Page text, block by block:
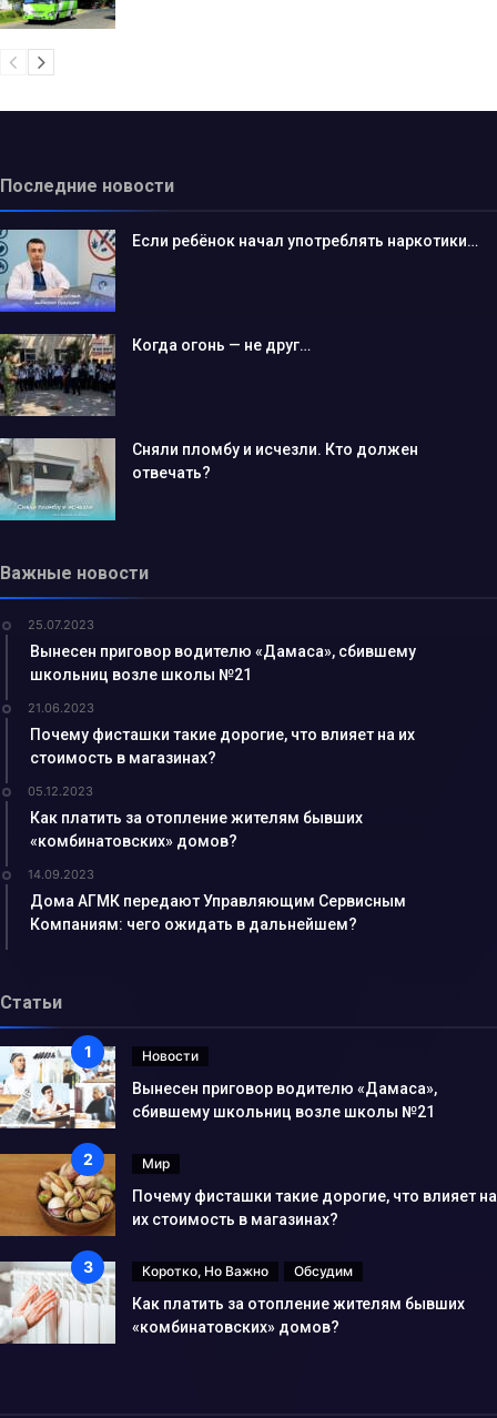
Последние новости
Если ребёнок начал употреблять наркотики…
Когда огонь — не друг…
Сняли пломбу и исчезли. Кто должен
отвечать?
Важные новости
25.07.2023
Вынесен приговор водителю «Дамаса», сбившему
школьниц возле школы №21
21.06.2023
Почему фисташки такие дорогие, что влияет на их
стоимость в магазинах?
05.12.2023
Как платить за отопление жителям бывших
«комбинатовских» домов?
14.09.2023
Дома АГМК передают Управляющим Сервисным
Компаниям: чего ожидать в дальнейшем?
Статьи
Новости
Вынесен приговор водителю «Дамаса»,
сбившему школьниц возле школы №21
Мир
Почему фисташки такие дорогие, что влияет на
их стоимость в магазинах?
Коротко, Но Важно Обсудим
Как платить за отопление жителям бывших
«комбинатовских» домов?